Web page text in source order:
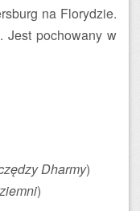
na Florydzie.
Jest pochowany w
Dharmy)
)